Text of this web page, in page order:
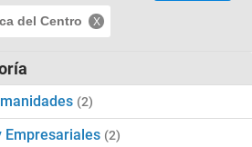
del Centro
(2)
Empresariales (2)